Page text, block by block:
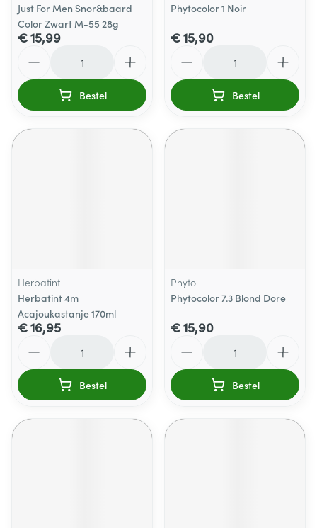
Just For Men Snor&baard
Color Zwart M-55 28g
€ 15,99
Bestel
Phytocolor 1 Noir
€ 15,90
Bestel
Herbatint
Herbatint 4m
Acajoukastanje 170ml
€ 16,95
Bestel
Phyto
Phytocolor 7.3 Blond Dore
€ 15,90
Bestel